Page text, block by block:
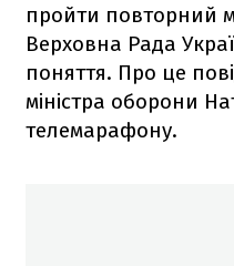
пройти повторний
Верховна Рада
поняття. Про це
міністра оборони
телемарафону.